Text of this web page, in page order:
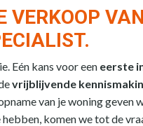
VERKOOP
Eén kans voor een eerste
vrijblijvende
van je woning geven
komen we tot de